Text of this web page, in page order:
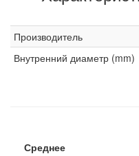
Производитель
Внутренний диаметр (mm)
Среднее